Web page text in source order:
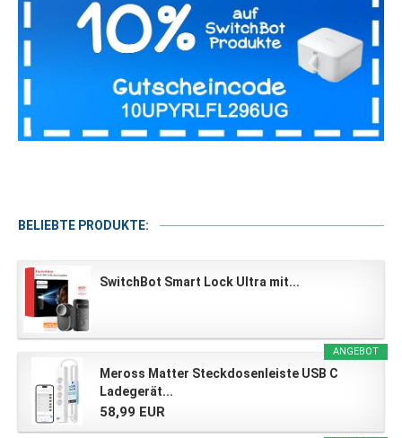
BELIEBTE PRODUKTE:
SwitchBot Smart Lock Ultra mit...
ANGEBOT
Meross Matter Steckdosenleiste USB C
Ladegerät...
58,99 EUR